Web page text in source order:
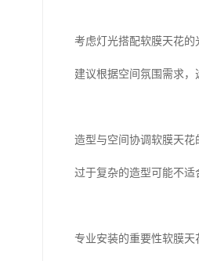
考虑灯光搭配软膜天花的
建议根据空间氛围需求，
造型与空间协调软膜天花
过于复杂的造型可能不适
专业安装的重要性软膜天